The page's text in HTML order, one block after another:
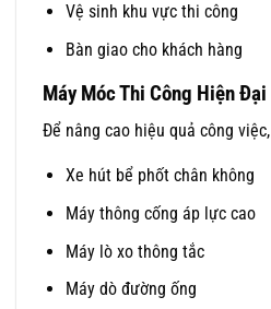
Vệ sinh khu vực thi công
Bàn giao cho khách hàng
Máy Móc Thi Công Hiện Đại
Để nâng cao hiệu quả công
Xe hút bể phốt chân không
Máy thông cống áp lực cao
Máy lò xo thông tắc
Máy dò đường ống